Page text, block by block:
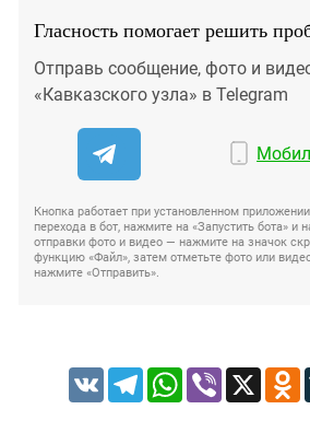
Гласность помогает решить
Отправь сообщение, фото и
«Кавказского узла» в Telegram
Кнопка работает при установленном
перехода в бот, нажмите на «Запустить бота» и
отправки фото и видео — нажмите на значок
функцию «Файл», затем отметьте фото или
нажмите «Отправить».
VK TelegramWhatsApp
Viber X